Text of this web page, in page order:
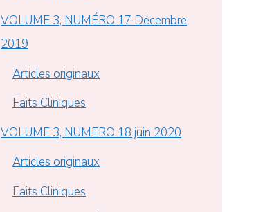
VOLUME 3, NUMÉRO 17 Décembre
2019
Articles originaux
Faits Cliniques
VOLUME 3, NUMERO 18 juin 2020
Articles originaux
Faits Cliniques